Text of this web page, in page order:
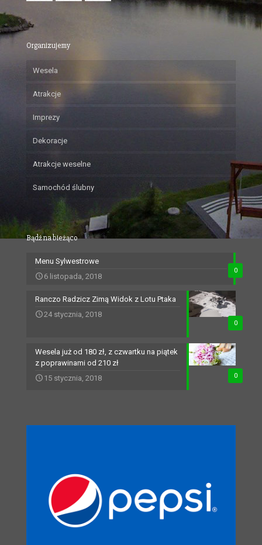
Organizujemy
Wesela
Atrakcje
Imprezy
Dekoracje
Atrakcje weselne
Samochód ślubny
Bądź na bieżąco
0
Menu Sylwestrowe
6 listopada, 2018
0
Ranczo Radzicz Zimą Widok z Lotu Ptaka
24 stycznia, 2018
0
Wesela już od 180 zł, z czwartku na piątek
z poprawinami od 210 zł
15 stycznia, 2018